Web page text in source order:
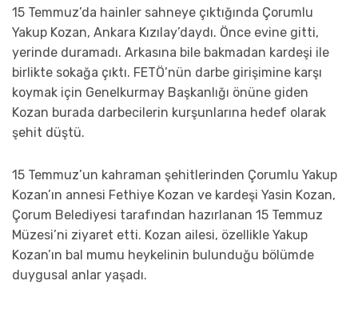
15 Temmuz’da hainler sahneye çıktığında Çorumlu
Yakup Kozan, Ankara Kızılay’daydı. Önce evine gitti,
yerinde duramadı. Arkasına bile bakmadan kardeşi ile
birlikte sokağa çıktı. FETÖ’nün darbe girişimine karşı
koymak için Genelkurmay Başkanlığı önüne giden
Kozan burada darbecilerin kurşunlarına hedef olarak
şehit düştü.
15 Temmuz’un kahraman şehitlerinden Çorumlu Yakup
Kozan’ın annesi Fethiye Kozan ve kardeşi Yasin Kozan,
Çorum Belediyesi tarafından hazırlanan 15 Temmuz
Müzesi’ni ziyaret etti. Kozan ailesi, özellikle Yakup
Kozan’ın bal mumu heykelinin bulunduğu bölümde
duygusal anlar yaşadı.